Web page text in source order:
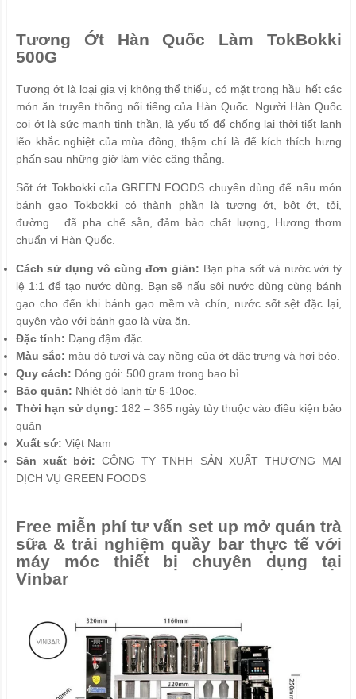
Tương Ớt Hàn Quốc Làm TokBokki
500G
Tương ớt là loại gia vị không thể thiếu, có mặt trong hầu hết các
món ăn truyền thống nổi tiếng của Hàn Quốc. Người Hàn Quốc
coi ớt là sức mạnh tinh thần, là yếu tố để chống lại thời tiết lạnh
lẽo khắc nghiệt của mùa đông, thậm chí là để kích thích hưng
phấn sau những giờ làm việc căng thẳng.
Sốt ớt Tokbokki của GREEN FOODS chuyên dùng để nấu món
bánh gạo Tokbokki có thành phần là tương ớt, bột ớt, tỏi,
đường... đã pha chế sẵn, đảm bảo chất lượng, Hương thơm
chuẩn vị Hàn Quốc.
Cách sử dụng vô cùng đơn giản: Bạn pha sốt và nước với tỷ
lệ 1:1 để tạo nước dùng. Bạn sẽ nấu sôi nước dùng cùng bánh
gạo cho đến khi bánh gạo mềm và chín, nước sốt sệt đặc lại,
quyện vào với bánh gạo là vừa ăn.
Đặc tính: Dạng đậm đặc
Màu sắc: màu đỏ tươi và cay nồng của ớt đặc trưng và hơi béo.
Quy cách: Đóng gói: 500 gram trong bao bì
Bảo quản: Nhiệt độ lạnh từ 5-10oc.
Thời hạn sử dụng: 182 – 365 ngày tùy thuộc vào điều kiện bảo
quản
Xuất sứ: Việt Nam
Sản xuất bởi: CÔNG TY TNHH SẢN XUẤT THƯƠNG MẠI
DỊCH VỤ GREEN FOODS
Free miễn phí tư vấn set up mở quán trà
sữa & trải nghiệm quầy bar thực tế với
máy móc thiết bị chuyên dụng tại
Vinbar